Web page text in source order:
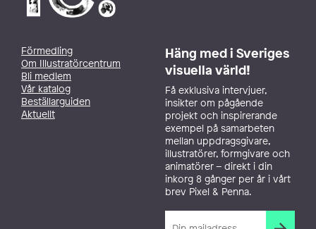
Förmedling
Om Illustratörcentrum
Bli medlem
Vår katalog
Beställarguiden
Aktuellt
Häng med i Sveriges
visuella värld!
Få exklusiva intervjuer,
insikter om pågående
projekt och inspirerande
exempel på samarbeten
mellan uppdragsgivare,
illustratörer, formgivare och
animatörer – direkt i din
inkorg 8 gånger per år i vårt
brev Pixel & Penna.